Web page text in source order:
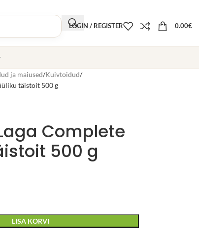
LOGIN / REGISTER 0.00€
ja maiused Kuivtoidud
täistoit 500 g
Complete
500 g
LISA KORVI